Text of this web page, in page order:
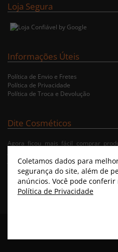
Loja Segura
Informações Úteis
Política de Envio e Fretes
Política de Privacidade
Política de Troca e Devolução
Dite Cosméticos
Agora ficou mais fácil comprar
Jequiti nas cidades de Recife/PE,
Jaboatão/PE. A nossa loja virtual
e fazer pedido de Delivery no
condições de entrega.
Coletamos dados para
segurança do site, além de
anúncios. Você pode
Política de Privacidade